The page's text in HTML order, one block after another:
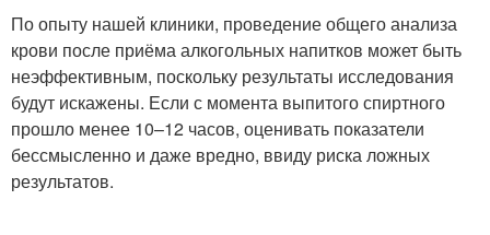
По опыту нашей клиники, проведение общего анализа
крови после приёма алкогольных напитков может быть
неэффективным, поскольку результаты исследования
будут искажены. Если с момента выпитого спиртного
прошло менее 10–12 часов, оценивать показатели
бессмысленно и даже вредно, ввиду риска ложных
результатов.